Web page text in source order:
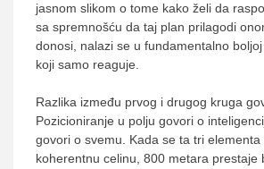
jasnom slikom o tome kako želi da
sa spremnošću da taj plan prilagodi
donosi, nalazi se u fundamentalno
koji samo reaguje.
Razlika između prvog i drugog kruga
Pozicioniranje u polju govori o
govori o svemu. Kada se ta tri elementa
koherentnu celinu, 800 metara prestaje